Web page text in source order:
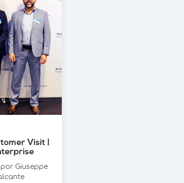
Visit |
Giuseppe